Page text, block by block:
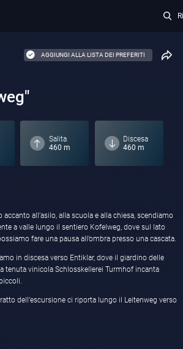
AGGIUNGI ALLA LISTA DEI PREFERITI
Salita
460 m
Discesa
460 m
accanto all’asilo, alla scuola e alla chiesa, scendiamo
a valle lungo il sentiero Kofelweg, dove sul lato
fare una pausa all’ombra presso una cascata.
in discesa verso Entiklar, dove il giardino delle
tenuta vinicola Schlosskellerei Turmhof incanta
dell’escursione ci riporta lungo il Leitenweg verso